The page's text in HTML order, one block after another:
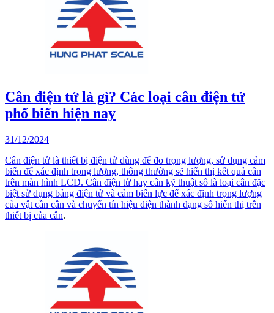
Cân điện tử là gì? Các loại cân điện tử
phổ biến hiện nay
31/12/2024
Cân điện tử là thiết bị điện tử dùng để đo trọng lượng, sử dụng cảm
biến để xác định trọng lượng, thông thường sẽ hiển thị kết quả cân
trên màn hình LCD. Cân điện tử hay cân kỹ thuật số là loại cân đặc
biệt sử dụng bảng điện tử và cảm biến lực để xác định trọng lượng
của vật cần cân và chuyển tín hiệu điện thành dạng số hiển thị trên
thiết bị của cân.